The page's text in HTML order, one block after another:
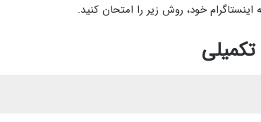
خود، روش زیر را امتحان کنید.